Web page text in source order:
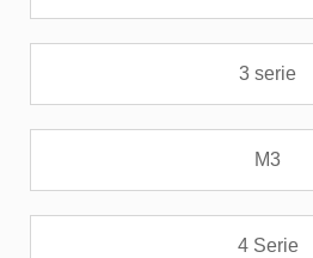
3 serie
M3
4 Serie